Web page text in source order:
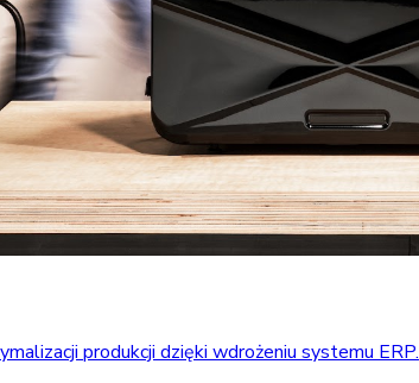
produkcji dzięki wdrożeniu systemu ERP.